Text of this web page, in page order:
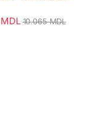
MDL 10.065MDL